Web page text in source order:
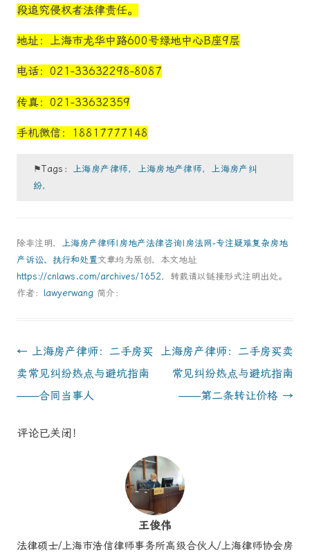
段追究侵权者法律责任。
地址：上海市龙华中路600号绿地中心B座9层
电话：021-33632298-8087
传真：021-33632359
手机微信：18817777148
⚑Tags：
上海房产律师，上海房地产律师，上海房产纠
纷，
除非注明，
上海房产律师|房地产法律咨询|房法网-专注疑难复杂房地
产诉讼、执行和处置文章均为原创，本文地址
https://cnlaws.com/archives/1652，转载请以链接形式注明出处。
作者： lawyerwang 简介：
Post
navigation
← 上海房产律师：二手房买
卖常见纠纷热点与避坑指南
——合同当事人
上海房产律师：二手房买卖
常见纠纷热点与避坑指南
——第二条转让价格 →
评论已关闭！
王俊伟
法律硕士/上海市浩信律师事务所高级合伙人/上海律师协会房